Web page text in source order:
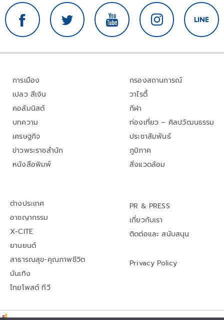
การเมือง
เปลว สีเงิน
คอลัมนิสต์
บทความ
เศรษฐกิจ
ข่าวพระราชสำนัก
หนังสือพิมพ์
กรองสถานการณ์
วาไรตี้
กีฬา
ท่องเที่ยว – ศิลปวัฒนธรรม
ประชาสัมพันธ์
ภูมิภาค
สิ่งแวดล้อม
ต่างประเทศ
อาชญากรรม
X-CITE
ยานยนต์
สาธารณสุข-คุณภาพชีวิต
บันเทิง
ไทยโพสต์ ทีวี
PR & PRESS
เกี่ยวกับเรา
ติดต่อและ สนับสนุน
Privacy Policy